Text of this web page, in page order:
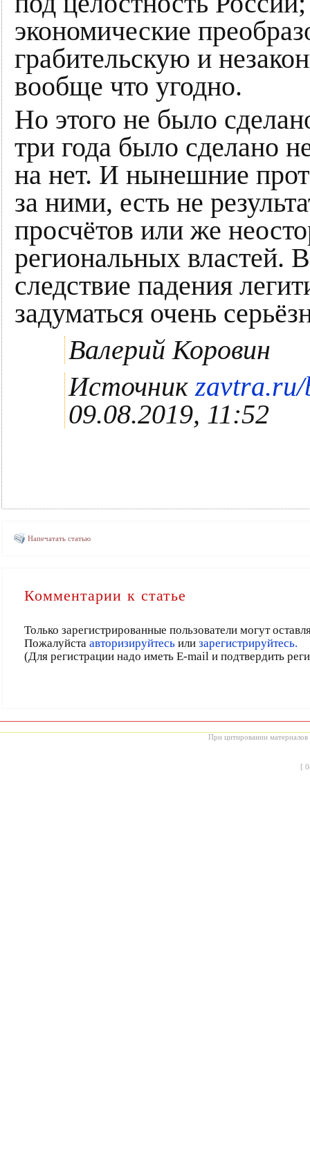
экономические
грабительскую и
вообще что угодно.
Но этого не было
три года было сделано
на нет. И нынешние
за ними, есть не
просчётов или же
региональных властей.
следствие падения
задуматься очень
Валерий Коровин
Источник zavtra.ru/
09.08.2019, 11:52
Напечатать статью
Комментарии к статье
Только зарегистрированные пользователи могут
Пожалуйста авторизируйтесьили зарегистрируйтесь.
(Для регистрации надо иметь E-mail и подтвердить
При цитировании материалов
[